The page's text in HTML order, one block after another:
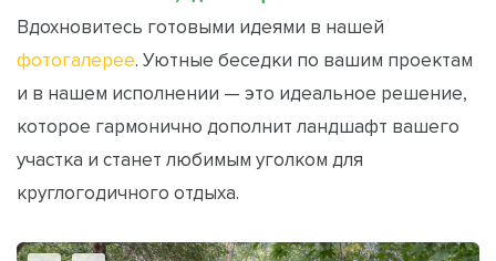
Вдохновитесь готовыми идеями в нашей
фотогалерее . Уютные беседки по вашим проектам
и в нашем исполнении — это идеальное решение,
которое гармонично дополнит ландшафт вашего
участка и станет любимым уголком для
круглогодичного отдыха.